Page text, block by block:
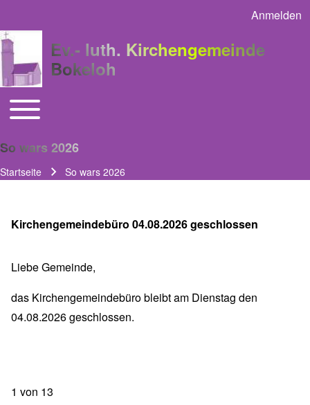
User
Anmelden
Ev.- luth. Kirchengemeinde
Bokeloh
Main navigation
Toggle main menu
So wars 2026
Pfadnavigation
Startseite So wars 2026
Kirchengemeindebüro 04.08.2026 geschlossen
Liebe Gemeinde,
das Kirchengemeindebüro bleibt am Dienstag den
04.08.2026 geschlossen.
1 von 13